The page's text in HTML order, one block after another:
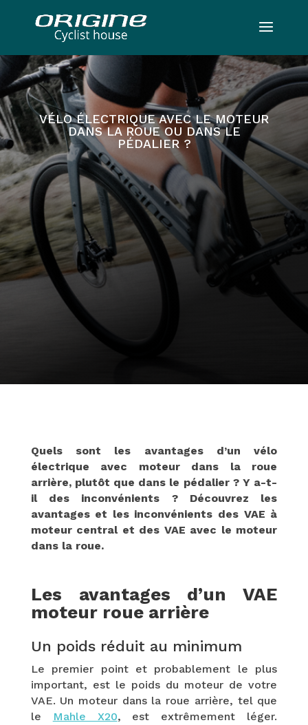
VÉLO ÉLECTRIQUE AVEC LE MOTEUR
DANS LA ROUE OU DANS LE
PÉDALIER ?
Quels sont les avantages d’un vélo
électrique avec moteur dans la roue
arrière, plutôt que dans le pédalier ? Y a-t-
il des inconvénients ? Découvrez les
avantages et les inconvénients des VAE à
moteur central et des VAE avec le moteur
dans la roue.
Les avantages d’un VAE
moteur roue arrière
Un poids réduit au minimum
Le premier point et probablement le plus
important, est le poids du moteur de votre
VAE. Un moteur dans la roue arrière, tel que
le
Mahle X20, est extrêmement léger.